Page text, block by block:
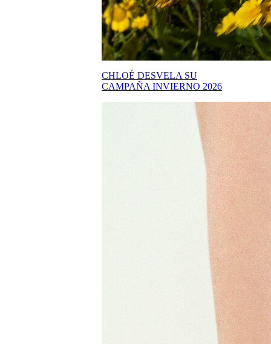
CHLOÉ DESVELA SU
CAMPAÑA INVIERNO 2026